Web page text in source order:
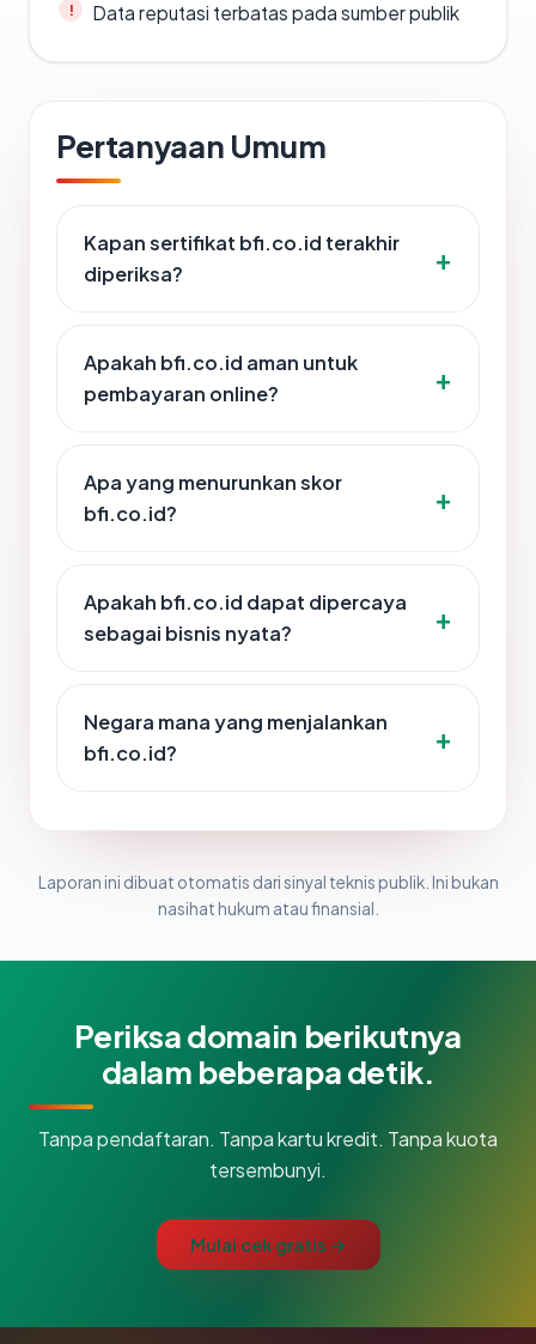
Data reputasi terbatas pada sumber publik
Pertanyaan Umum
Kapan sertifikat bfi.co.id terakhir
diperiksa?
Apakah bfi.co.id aman untuk
pembayaran online?
Apa yang menurunkan skor
bfi.co.id?
Apakah bfi.co.id dapat dipercaya
sebagai bisnis nyata?
Negara mana yang menjalankan
bfi.co.id?
Laporan ini dibuat otomatis dari sinyal teknis publik. Ini bukan
nasihat hukum atau finansial.
Periksa domain berikutnya
dalam beberapa detik.
Tanpa pendaftaran. Tanpa kartu kredit. Tanpa kuota
tersembunyi.
Mulai cek gratis →